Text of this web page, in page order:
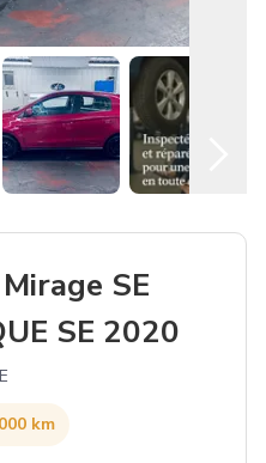
SE
SE 2020
km